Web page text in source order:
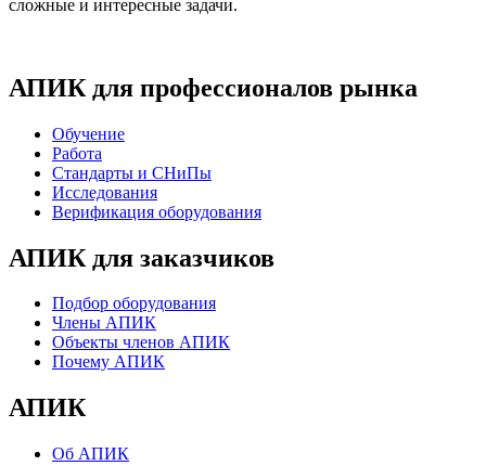
сложные и интересные задачи.
АПИК для профессионалов рынка
Обучение
Работа
Стандарты и СНиПы
Исследования
Верификация оборудования
АПИК для заказчиков
Подбор оборудования
Члены АПИК
Объекты членов АПИК
Почему АПИК
АПИК
Об АПИК